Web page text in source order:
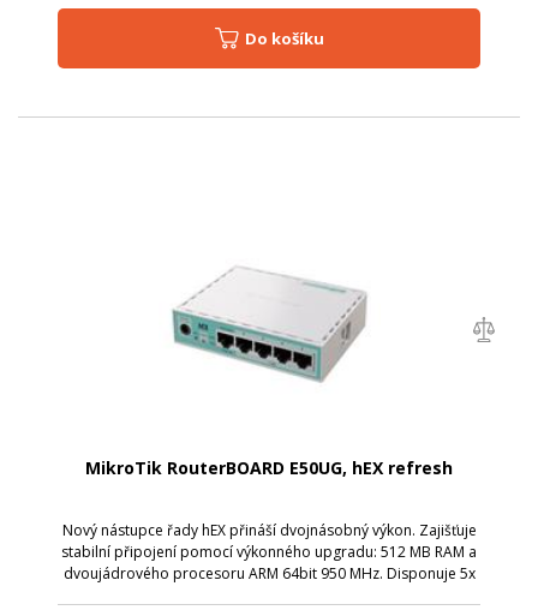
Do košíku
MikroTik RouterBOARD E50UG, hEX refresh
Nový nástupce řady hEX přináší dvojnásobný výkon. Zajišťuje
stabilní připojení pomocí výkonného upgradu: 512 MB RAM a
dvoujádrového procesoru ARM 64bit 950 MHz. Disponuje 5x